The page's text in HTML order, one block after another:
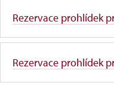
Rezervace prohlídek
Rezervace prohlídek